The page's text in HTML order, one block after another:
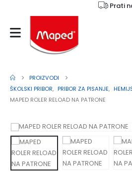
Prati
PROIZVODI
ŠKOLSKI PRIBOR, PRIBOR ZA PISANJE,
MAPED ROLER RELOAD NA PATRONE